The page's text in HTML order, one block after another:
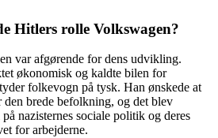
Hitlers rolle Volkswagen?
var afgørende for dens udvikling.
økonomisk og kaldte bilen for
folkevogn på tysk. Han ønskede at
brede befolkning, og det blev
nazisternes sociale politik og deres
for arbejderne.